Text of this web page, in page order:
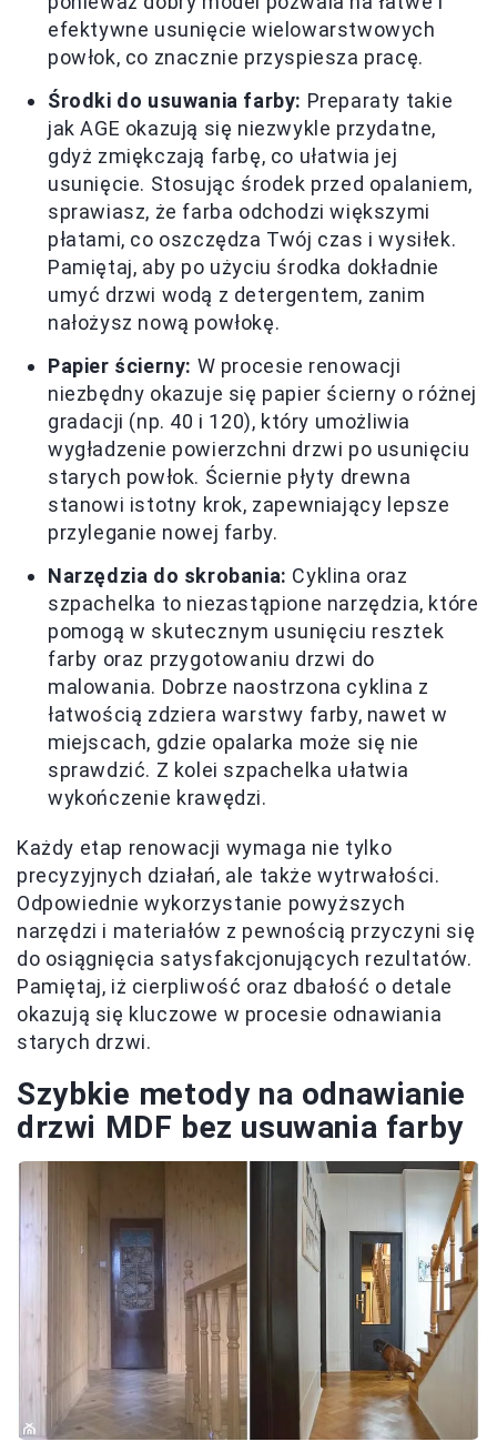
efektywne usunięcie wielowarstwowych
powłok, co znacznie przyspiesza pracę.
Środki do usuwania farby: Preparaty takie
jak AGE okazują się niezwykle przydatne,
gdyż zmiękczają farbę, co ułatwia jej
usunięcie. Stosując środek przed opalaniem,
sprawiasz, że farba odchodzi większymi
płatami, co oszczędza Twój czas i wysiłek.
Pamiętaj, aby po użyciu środka dokładnie
umyć drzwi wodą z detergentem, zanim
nałożysz nową powłokę.
Papier ścierny: W procesie renowacji
niezbędny okazuje się papier ścierny o różnej
gradacji (np. 40 i 120), który umożliwia
wygładzenie powierzchni drzwi po usunięciu
starych powłok. Ściernie płyty drewna
stanowi istotny krok, zapewniający lepsze
przyleganie nowej farby.
Narzędzia do skrobania: Cyklina oraz
szpachelka to niezastąpione narzędzia, które
pomogą w skutecznym usunięciu resztek
farby oraz przygotowaniu drzwi do
malowania. Dobrze naostrzona cyklina z
łatwością zdziera warstwy farby, nawet w
miejscach, gdzie opalarka może się nie
sprawdzić. Z kolei szpachelka ułatwia
wykończenie krawędzi.
Każdy etap renowacji wymaga nie tylko
precyzyjnych działań, ale także wytrwałości.
Odpowiednie wykorzystanie powyższych
narzędzi i materiałów z pewnością przyczyni się
do osiągnięcia satysfakcjonujących rezultatów.
Pamiętaj, iż cierpliwość oraz dbałość o detale
okazują się kluczowe w procesie odnawiania
starych drzwi.
Szybkie metody na odnawianie
drzwi MDF bez usuwania farby